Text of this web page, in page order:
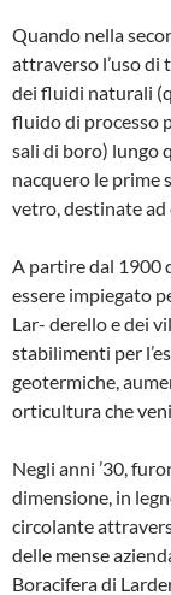
Quando nella
attraverso l’uso
dei fluidi naturali
fluido di processo
sali di boro) lungo
nacquero le prime
vetro, destinate
A partire dal 1900
essere impiegato
Lar- derello e dei
stabilimenti per
geotermiche,
orticultura che
Negli anni ’30,
dimensione, in
circolante
delle mense
Boracifera di